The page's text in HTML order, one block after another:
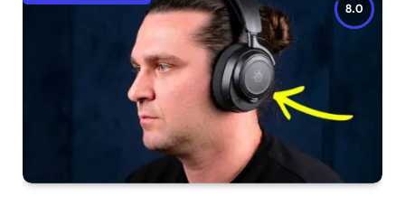
8.0